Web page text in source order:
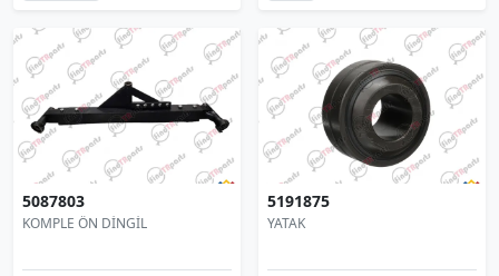
5087803
KOMPLE ÖN DİNGİL
5191875
YATAK